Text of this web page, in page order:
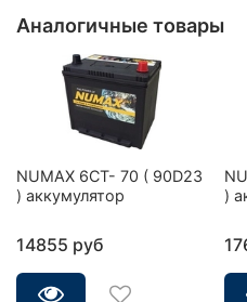
Аналогичные товары
NUMAX 6CT- 70 ( 90D23
) аккумулятор
14855 руб
)